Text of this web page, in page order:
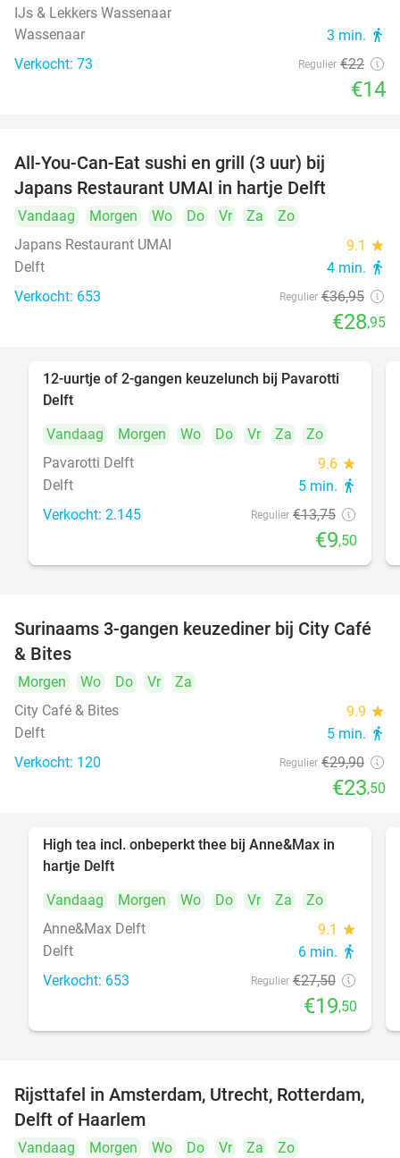
IJs & Lekkers Wassenaar
Wassenaar
3 min. directions_walk
Verkocht: 73 Regulier €22
€14
All-You-Can-Eat sushi en grill (3 uur) bij
Japans Restaurant UMAI in hartje Delft
Vandaag Morgen Wo Do Vr Za
Zo
Japans Restaurant UMAI
9.1 star
Delft 4 min. directions_walk
Verkocht: 653 Regulier €36,95
€28,95
31%
12-uurtje of 2-gangen keuzelunch bij Pavarotti
Delft
Vandaag
Morgen Wo Do Vr Za
Zo
Pavarotti Delft
9.6 star
Delft 5 min. directions_walk
Verkocht: 2.145 Regulier €13,75
€9,50
21%
Surinaams 3-gangen keuzediner bij City Café
& Bites
Morgen Wo Do Vr
Za
City Café & Bites
9.9 star
Delft 5 min. directions_walk
Verkocht: 120 Regulier €29,90
€23,50
29%
High tea incl. onbeperkt thee bij Anne&Max in
hartje Delft
Vandaag
Morgen Wo Do Vr Za
Zo
Anne&Max Delft
9.1 star
Delft 6 min. directions_walk
Verkocht: 653 Regulier €27,50
€19,50
19%
Rijsttafel in Amsterdam, Utrecht, Rotterdam,
Delft of Haarlem
Vandaag Morgen Wo Do Vr Za Zo